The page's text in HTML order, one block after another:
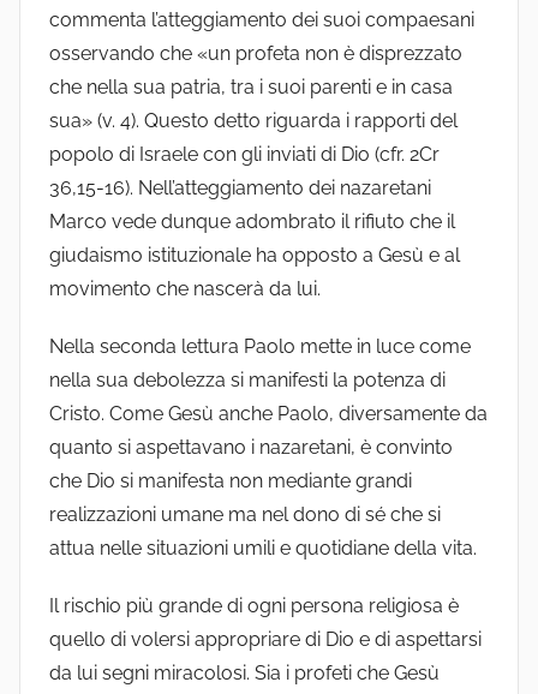
commenta l’atteggiamento dei suoi compaesani
osservando che «un profeta non è disprezzato
che nella sua patria, tra i suoi parenti e in casa
sua» (v. 4). Questo detto riguarda i rapporti del
popolo di Israele con gli inviati di Dio (cfr. 2Cr
36,15-16). Nell’atteggiamento dei nazaretani
Marco vede dunque adombrato il rifiuto che il
giudaismo istituzionale ha opposto a Gesù e al
movimento che nascerà da lui.
Nella seconda lettura Paolo mette in luce come
nella sua debolezza si manifesti la potenza di
Cristo. Come Gesù anche Paolo, diversamente da
quanto si aspettavano i nazaretani, è convinto
che Dio si manifesta non mediante grandi
realizzazioni umane ma nel dono di sé che si
attua nelle situazioni umili e quotidiane della vita.
Il rischio più grande di ogni persona religiosa è
quello di volersi appropriare di Dio e di aspettarsi
da lui segni miracolosi. Sia i profeti che Gesù